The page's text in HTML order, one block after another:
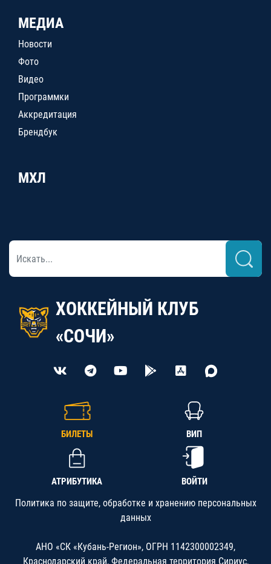
МЕДИА
Новости
Фото
Видео
Программки
Аккредитация
Брендбук
МХЛ
ХОККЕЙНЫЙ КЛУБ
«СОЧИ»
БИЛЕТЫ ВИП
АТРИБУТИКА ВОЙТИ
Политика по защите, обработке и хранению персональных
данных
АНО «СК «Кубань-Регион», ОГРН 1142300002349,
Краснодарский край, Федеральная территория Сириус,